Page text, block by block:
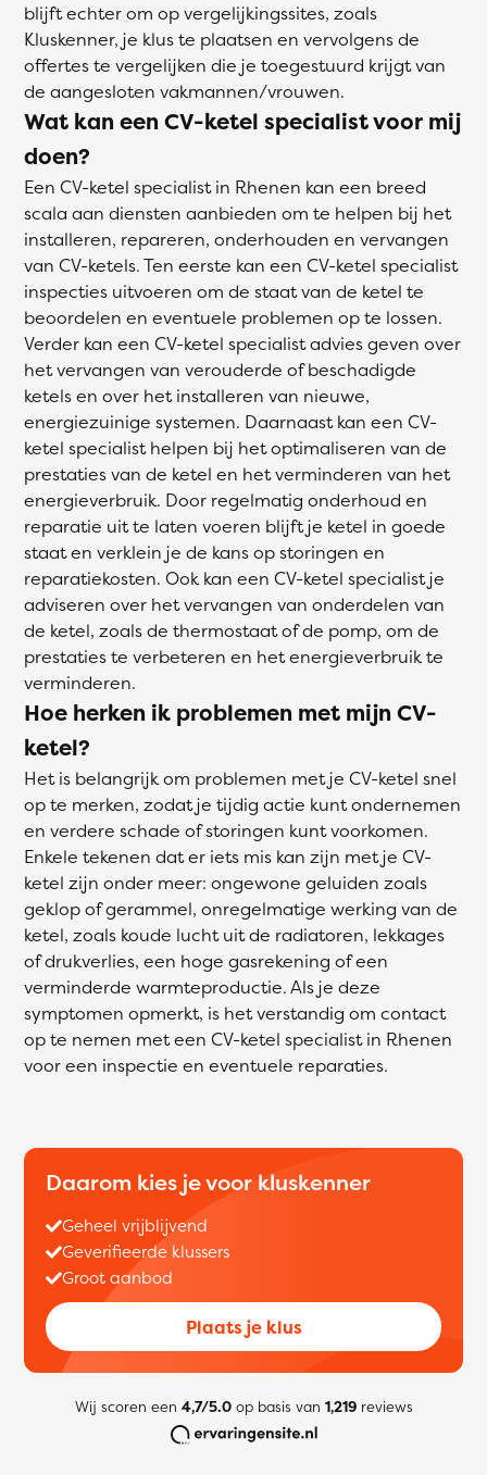
blijft echter om op vergelijkingssites, zoals
Kluskenner, je klus te plaatsen en vervolgens de
offertes te vergelijken die je toegestuurd krijgt van
de aangesloten vakmannen/vrouwen.
Wat kan een CV-ketel specialist voor mij
doen?
Een CV-ketel specialist in Rhenen kan een breed
scala aan diensten aanbieden om te helpen bij het
installeren, repareren, onderhouden en vervangen
van CV-ketels. Ten eerste kan een CV-ketel specialist
inspecties uitvoeren om de staat van de ketel te
beoordelen en eventuele problemen op te lossen.
Verder kan een CV-ketel specialist advies geven over
het vervangen van verouderde of beschadigde
ketels en over het installeren van nieuwe,
energiezuinige systemen. Daarnaast kan een CV-
ketel specialist helpen bij het optimaliseren van de
prestaties van de ketel en het verminderen van het
energieverbruik. Door regelmatig onderhoud en
reparatie uit te laten voeren blijft je ketel in goede
staat en verklein je de kans op storingen en
reparatiekosten. Ook kan een CV-ketel specialist je
adviseren over het vervangen van onderdelen van
de ketel, zoals de thermostaat of de pomp, om de
prestaties te verbeteren en het energieverbruik te
verminderen.
Hoe herken ik problemen met mijn CV-
ketel?
Het is belangrijk om problemen met je CV-ketel snel
op te merken, zodat je tijdig actie kunt ondernemen
en verdere schade of storingen kunt voorkomen.
Enkele tekenen dat er iets mis kan zijn met je CV-
ketel zijn onder meer: ongewone geluiden zoals
geklop of gerammel, onregelmatige werking van de
ketel, zoals koude lucht uit de radiatoren, lekkages
of drukverlies, een hoge gasrekening of een
verminderde warmteproductie. Als je deze
symptomen opmerkt, is het verstandig om contact
op te nemen met een CV-ketel specialist in Rhenen
voor een inspectie en eventuele reparaties.
Daarom kies je voor kluskenner
Geheel vrijblijvend
Geverifieerde klussers
Groot aanbod
Plaats je klus
Wij scoren een 4,7/5.0op basis van 1,219reviews